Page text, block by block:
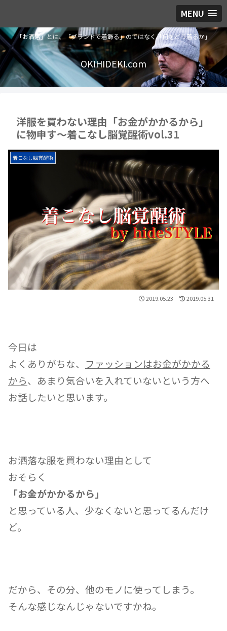
MENU
「お洒落」とは、「ブランドで着飾る」のではなく「何をどう着るか」
OKIHIDEKI.com
洋服を買わない理由「お金がかかるから」
に物申す〜着こなし脳覚醒術vol.31
着こなし脳覚醒術
2019.05.23 2019.05.31
今日は
よくありがちな、 ファッションはお金がかかる
から、あまり気合いを入れていないという方へ
お話したいと思います。
お洒落な服を買わない理由として
おそらく
「お金がかかるから」
と思っている人、少なくないと思ってるんだけ
ど。
だから、その分、他のモノに使ってしまう。
そんな感じなんじゃないですかね。